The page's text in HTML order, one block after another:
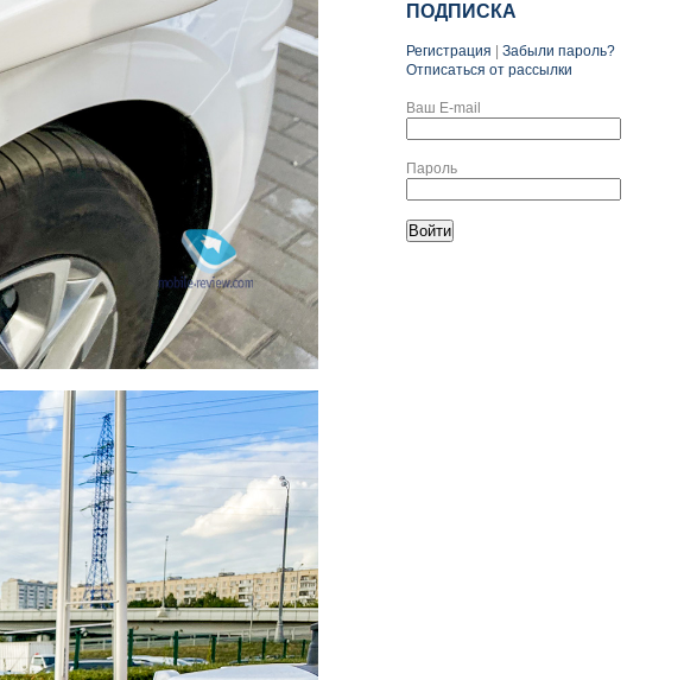
ПОДПИСКА
Регистрация
Забыли пароль?
Отписаться от рассылки
Ваш E-mail
Пароль